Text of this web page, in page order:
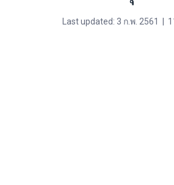
Last updated: 3 ก.พ. 2561